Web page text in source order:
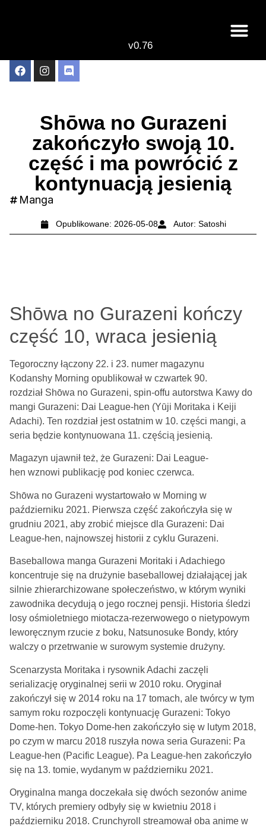
v0.76
Shōwa no Gurazeni
zakończyło swoją 10.
część i ma powrócić z
kontynuacją jesienią
Manga
Opublikowane: 2026-05-08 Autor: Satoshi
Shōwa no Gurazeni kończy
część 10, wraca jesienią
Tegoroczny łączony 22. i 23. numer magazynu
Kodanshy Morning opublikował w czwartek 90.
rozdział Shōwa no Gurazeni, spin-offu autorstwa Kawy do
mangi Gurazeni: Dai League-hen (Yūji Moritaka i Keiji
Adachi). Ten rozdział jest ostatnim w 10. części mangi, a
seria będzie kontynuowana 11. częścią jesienią.
Magazyn ujawnił też, że Gurazeni: Dai League-
hen wznowi publikację pod koniec czerwca.
Shōwa no Gurazeni wystartowało w Morning w
październiku 2021. Pierwsza część zakończyła się w
grudniu 2021, aby zrobić miejsce dla Gurazeni: Dai
League-hen, najnowszej historii z cyklu Gurazeni.
Baseballowa manga Gurazeni Moritaki i Adachiego
koncentruje się na drużynie baseballowej działającej jak
silnie zhierarchizowane społeczeństwo, w którym wyniki
zawodnika decydują o jego rocznej pensji. Historia śledzi
losy ośmioletniego miotacza-rezerwowego o nietypowym
leworęcznym rzucie z boku, Natsunosuke Bondy, który
walczy o przetrwanie w surowym systemie drużyny.
Scenarzysta Moritaka i rysownik Adachi zaczęli
serializację oryginalnej serii w 2010 roku. Oryginał
zakończył się w 2014 roku na 17 tomach, ale twórcy w tym
samym roku rozpoczęli kontynuację Gurazeni: Tokyo
Dome-hen. Tokyo Dome-hen zakończyło się w lutym 2018,
po czym w marcu 2018 ruszyła nowa seria Gurazeni: Pa
League-hen (Pacific League). Pa League-hen zakończyło
się na 13. tomie, wydanym w październiku 2021.
Oryginalna manga doczekała się dwóch sezonów anime
TV, których premiery odbyły się w kwietniu 2018 i
październiku 2018. Crunchyroll streamował oba anime w